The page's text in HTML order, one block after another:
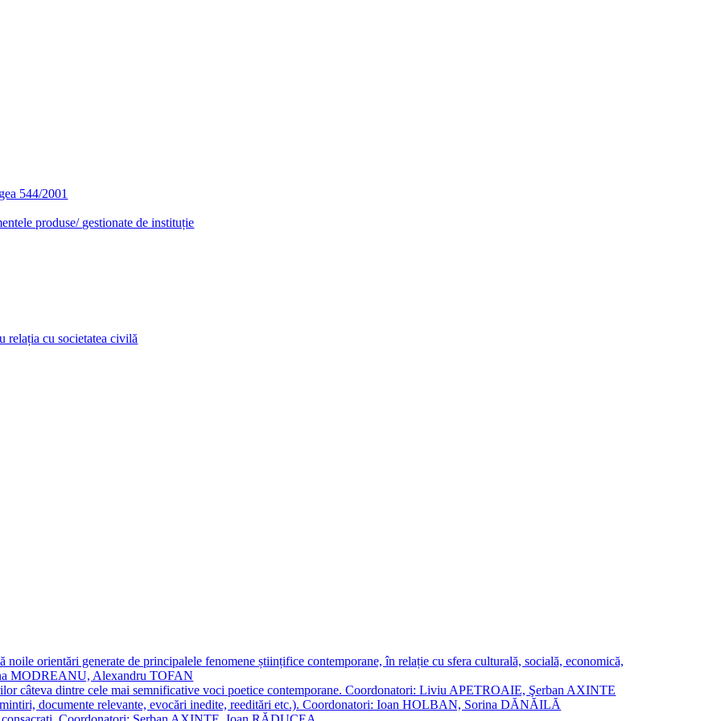
544/2001
produse/ gestionate de instituție
relația cu societatea civilă
noile orientări generate de principalele fenomene științifice contemporane, în relație cu sfera culturală, socială, economică,
MODREANU, Alexandru TOFAN
câteva dintre cele mai semnificative voci poetice contemporane. Coordonatori: Liviu APETROAIE, Şerban AXINTE
documente relevante, evocări inedite, reeditări etc.). Coordonatori: Ioan HOLBAN, Sorina DĂNĂILĂ